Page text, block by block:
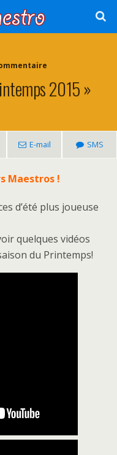
2015 »
E-mail SMS
Maestros !
d’été plus joueuse
quelques vidéos
du Printemps!